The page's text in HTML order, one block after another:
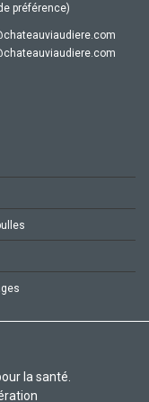
préférence)
la santé.